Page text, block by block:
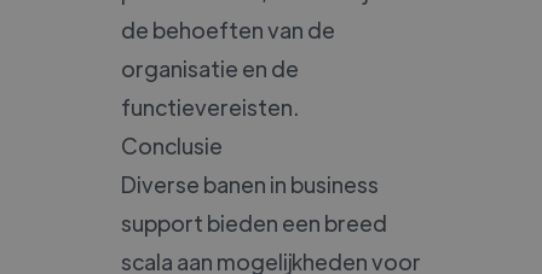
de behoeften van de
organisatie en de
functievereisten.
Conclusie
Diverse banen in business
support bieden een breed
scala aan mogelijkheden voor